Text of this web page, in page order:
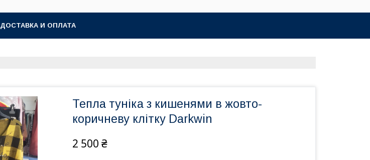
ДОСТАВКА И ОПЛАТА
Тепла туніка з кишенями в жовто-
коричневу клітку Darkwin
2 500 ₴